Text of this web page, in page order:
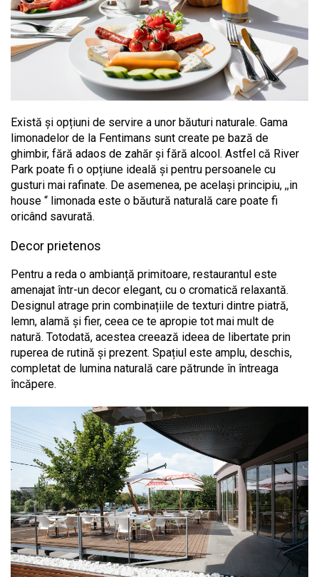
Există și opțiuni de servire a unor băuturi naturale. Gama
limonadelor de la Fentimans sunt create pe bază de
ghimbir, fără adaos de zahăr și fără alcool. Astfel că River
Park poate fi o opțiune ideală și pentru persoanele cu
gusturi mai rafinate. De asemenea, pe același principiu, ,,in
house “ limonada este o băutură naturală care poate fi
oricând savurată.
Decor prietenos
Pentru a reda o ambianță primitoare, restaurantul este
amenajat într-un decor elegant, cu o cromatică relaxantă.
Designul atrage prin combinațiile de texturi dintre piatră,
lemn, alamă și fier, ceea ce te apropie tot mai mult de
natură. Totodată, acestea creează ideea de libertate prin
ruperea de rutină și prezent. Spațiul este amplu, deschis,
completat de lumina naturală care pătrunde în întreaga
încăpere.